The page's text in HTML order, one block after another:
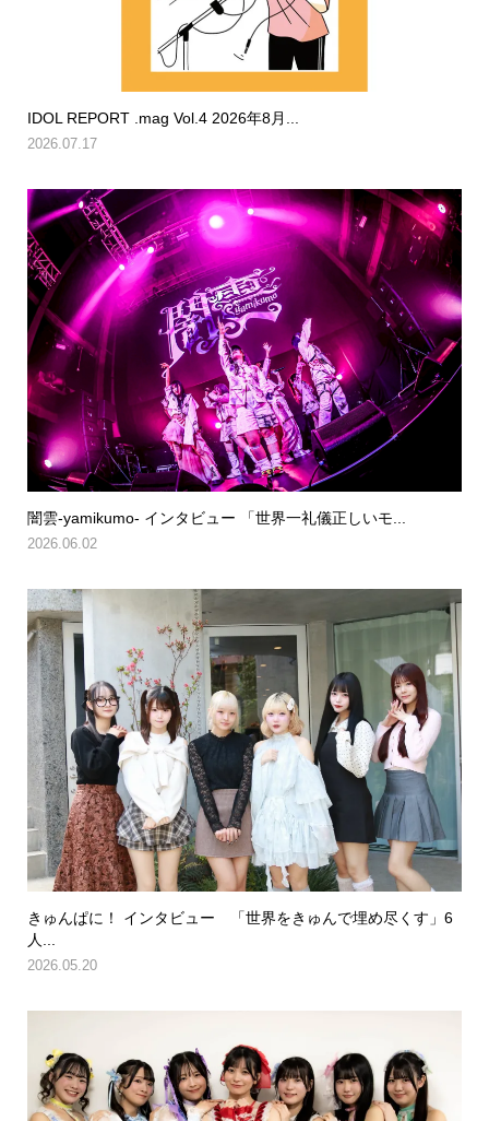
IDOL REPORT .mag Vol.4 2026年8月...
2026.07.17
闇雲-yamikumo- インタビュー 「世界一礼儀正しいモ...
2026.06.02
きゅんぱに！ インタビュー 「世界をきゅんで埋め尽くす」6
人...
2026.05.20